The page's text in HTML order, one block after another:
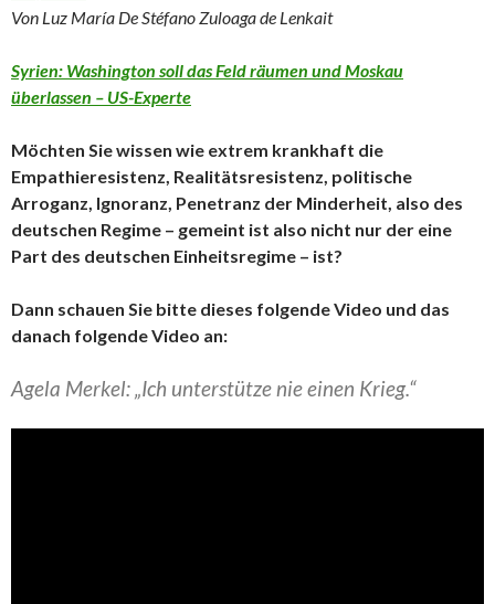
Von Luz María De Stéfano Zuloaga de Lenkait
Syrien: Washington soll das Feld räumen und Moskau
überlassen – US-Experte
Möchten Sie wissen wie extrem krankhaft die
Empathieresistenz, Realitätsresistenz, politische
Arroganz, Ignoranz, Penetranz der Minderheit, also des
deutschen Regime – gemeint ist also nicht nur der eine
Part des deutschen Einheitsregime – ist?
Dann schauen Sie bitte dieses folgende Video und das
danach folgende Video an:
Agela Merkel: „Ich unterstütze nie einen Krieg.“